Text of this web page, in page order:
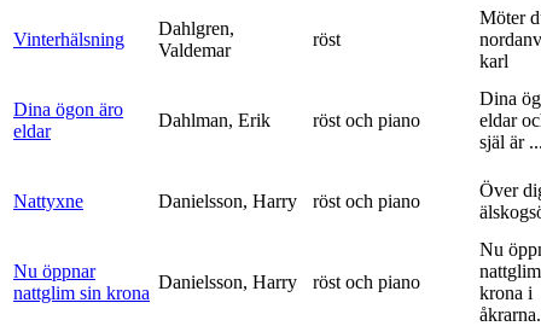
Vinterhälsning
Dahlgren,
Valdemar
röst
Möter
karl
Dina ögon äro
eldar
Dahlman, Erik röst och piano
Dina
eldar
själ är
Nattyxne Danielsson, Harry röst och piano
Över
Nu öppnar
nattglim sin krona
Danielsson, Harry röst och piano
Nu
krona i